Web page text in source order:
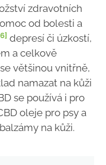
zdravotních
od bolesti a
depresí či úzkostí,
a celkově
většinou vnitřně,
namazat na kůži
se používá i pro
oleje pro psy a
na kůži.